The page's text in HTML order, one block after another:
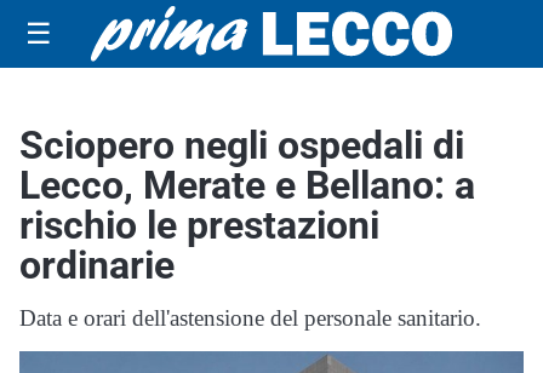
☰
Sciopero negli ospedali di
Lecco, Merate e Bellano: a
rischio le prestazioni
ordinarie
Data e orari dell'astensione del personale sanitario.